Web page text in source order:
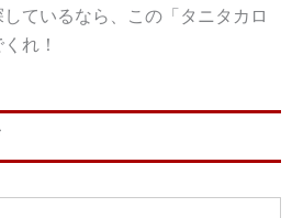
ているなら、この「タニタカロ
れ！